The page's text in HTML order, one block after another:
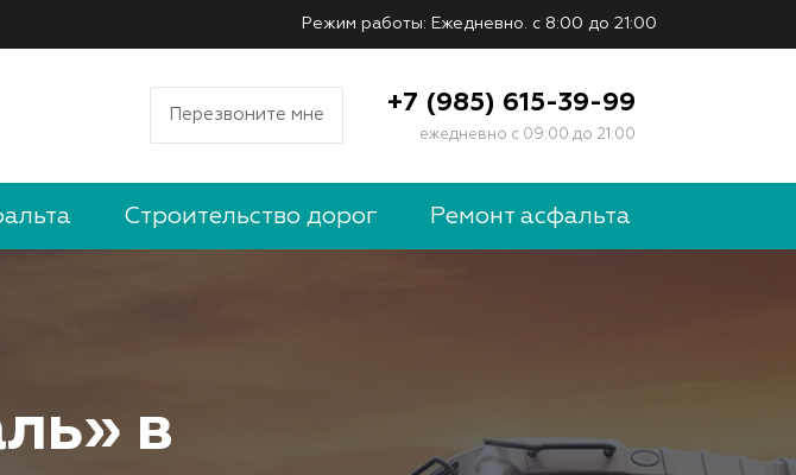
Режим работы: Ежедневно. с 8:00 до 21:00
Перезвоните мне +7 (985) 615-39-99
ежедневно с 09:00 до 21:00
Строительство дорог Ремонт асфальта
в